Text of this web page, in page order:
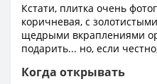
Кстати, плитка очень
коричневая, с
щедрыми вкраплениями
подарить... но, если
Когда открывать